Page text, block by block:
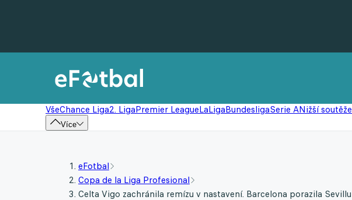
VšeChance Liga2. LigaPremier LeagueLaLigaBundesligaSerie ANižší soutěže
Více
eFotbal
Copa de la Liga Profesional
Celta Vigo zachránila remízu v nastavení. Barcelona porazila Sevillu